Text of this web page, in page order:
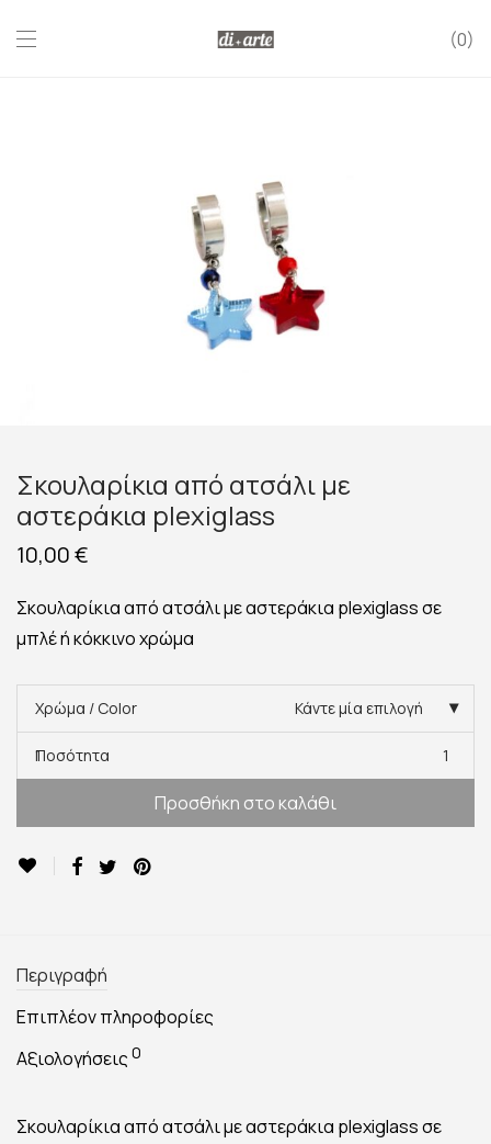
0
Σκουλαρίκια από ατσάλι με
αστεράκια plexiglass
10,00€
Σκουλαρίκια από ατσάλι με αστεράκια plexiglass σε
μπλέ ή κόκκινο χρώμα
Χρώμα / Color Κάντε μία επιλογή
Ποσότητα
1
Προσθήκη στο καλάθι
Περιγραφή
Επιπλέον πληροφορίες
Αξιολογήσεις 0
Σκουλαρίκια από ατσάλι με αστεράκια plexiglass σε